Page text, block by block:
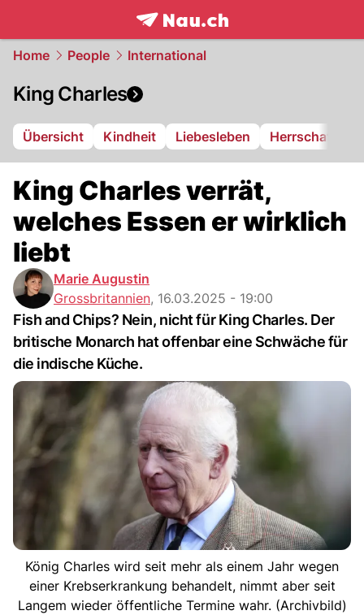
frontpage.NAU.ch
Home People International
King Charles
Übersicht Kindheit Liebesleben Herrschaft
King Charles verrät,
welches Essen er wirklich
liebt
Marie Augustin
Grossbritannien, 16.03.2025 - 19:00
Fish and Chips? Nein, nicht für King Charles. Der
britische Monarch hat offenbar eine Schwäche für
die indische Küche.
König Charles wird seit mehr als einem Jahr wegen
einer Krebserkrankung behandelt, nimmt aber seit
Langem wieder öffentliche Termine wahr. (Archivbild)